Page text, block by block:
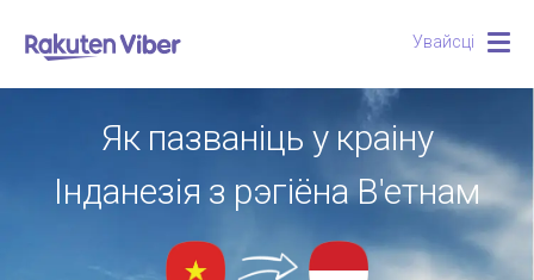
Увайсці
Як пазваніць у краіну
Інданезія з рэгіёна В'етнам